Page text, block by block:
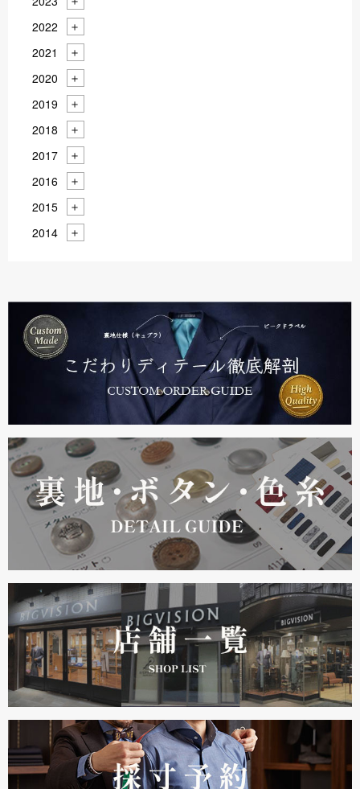
2022
2021
2020
2019
2018
2017
2016
2015
2014